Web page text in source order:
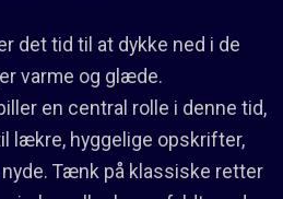
det tid til at dykke ned i de
varme og glæde.
en central rolle i denne tid,
lækre, hyggelige opskrifter,
Tænk på klassiske retter